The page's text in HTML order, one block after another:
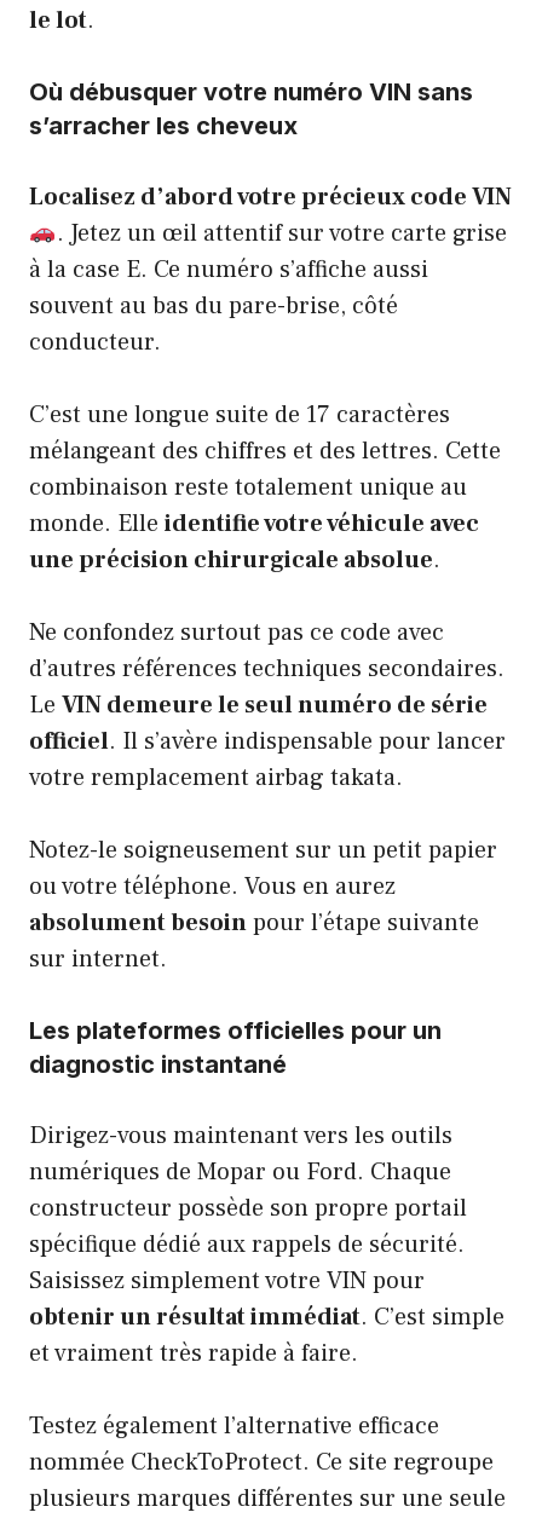
le lot.
Où débusquer votre numéro VIN sans
s’arracher les cheveux
Localisez d’abord votre précieux code VIN
. Jetez un œil attentif sur votre carte grise
à la case E. Ce numéro s’affiche aussi
souvent au bas du pare-brise, côté
conducteur.
C’est une longue suite de 17 caractères
mélangeant des chiffres et des lettres. Cette
combinaison reste totalement unique au
monde. Elle identifie votre véhicule avec
une précision chirurgicale absolue.
Ne confondez surtout pas ce code avec
d’autres références techniques secondaires.
Le VIN demeure le seul numéro de série
officiel. Il s’avère indispensable pour lancer
votre remplacement airbag takata.
Notez-le soigneusement sur un petit papier
ou votre téléphone. Vous en aurez
absolument besoinpour l’étape suivante
sur internet.
Les plateformes officielles pour un
diagnostic instantané
Dirigez-vous maintenant vers les outils
numériques de Mopar ou Ford. Chaque
constructeur possède son propre portail
spécifique dédié aux rappels de sécurité.
Saisissez simplement votre VIN pour
obtenir un résultat immédiat. C’est simple
et vraiment très rapide à faire.
Testez également l’alternative efficace
nommée CheckToProtect. Ce site regroupe
plusieurs marques différentes sur une seule